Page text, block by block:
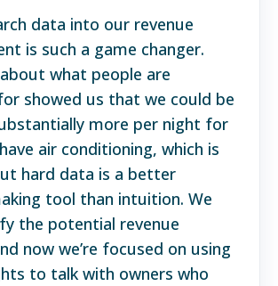
data into our revenue
is such a game changer.
what people are
showed us that we could be
more per night for
air conditioning, which is
hard data is a better
tool than intuition. We
the potential revenue
now we’re focused on using
to talk with owners who